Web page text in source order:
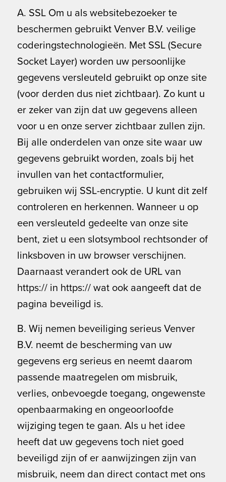
A. SSL Om u als websitebezoeker te
beschermen gebruikt Venver B.V. veilige
coderingstechnologieën. Met SSL (Secure
Socket Layer) worden uw persoonlijke
gegevens versleuteld gebruikt op onze site
(voor derden dus niet zichtbaar). Zo kunt u
er zeker van zijn dat uw gegevens alleen
voor u en onze server zichtbaar zullen zijn.
Bij alle onderdelen van onze site waar uw
gegevens gebruikt worden, zoals bij het
invullen van het contactformulier,
gebruiken wij SSL-encryptie. U kunt dit zelf
controleren en herkennen. Wanneer u op
een versleuteld gedeelte van onze site
bent, ziet u een slotsymbool rechtsonder of
linksboven in uw browser verschijnen.
Daarnaast verandert ook de URL van
https:// in https:// wat ook aangeeft dat de
pagina beveiligd is.
B. Wij nemen beveiliging serieus Venver
B.V. neemt de bescherming van uw
gegevens erg serieus en neemt daarom
passende maatregelen om misbruik,
verlies, onbevoegde toegang, ongewenste
openbaarmaking en ongeoorloofde
wijziging tegen te gaan. Als u het idee
heeft dat uw gegevens toch niet goed
beveiligd zijn of er aanwijzingen zijn van
misbruik, neem dan direct contact met ons